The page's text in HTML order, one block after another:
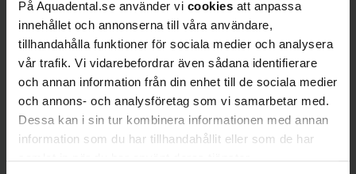
På Aquadental.se använder vi cookies att anpassa
innehållet och annonserna till våra användare,
tillhandahålla funktioner för sociala medier och analysera
vår trafik. Vi vidarebefordrar även sådana identifierare
och annan information från din enhet till de sociala medier
och annons- och analysföretag som vi samarbetar med.
Dessa kan i sin tur kombinera informationen med annan
information som du har tillhandahållit eller som de har
samlat in när du har använt deras tjänster.
Bakgrund
Arthur Artlock är tandläkare på Aqua Dental
Centralen och har arbetat som tandläkare sedan
2020. Hen har studerat vid Karolinska Institutet
med inriktning mot parodontologi. Det som
inspirerade Arthur att bli tandläkare är
tandvårdens fokus på att inte bara behandla och
återställa patientens hälsa, utan även skapa